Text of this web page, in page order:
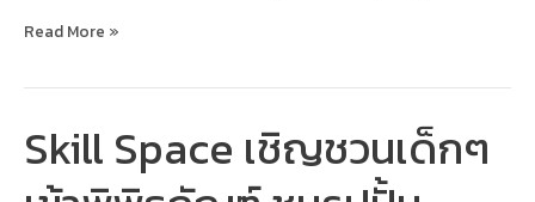
Read More »
Skill Space เชิญชวนเด็กๆ
Skill
Space
เชิญ
ชวน